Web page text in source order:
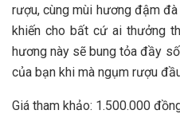
rượu, cùng mùi hương đậm
khiến cho bất cứ ai thưởng
hương này sẽ bung tỏa đầy
của bạn khi mà ngụm rượu
Giá tham khảo: 1.500.000